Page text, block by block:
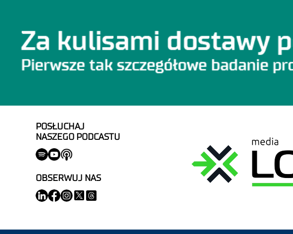
POSŁUCHAJ
NASZEGO PODCASTU
OBSERWUJ NAS